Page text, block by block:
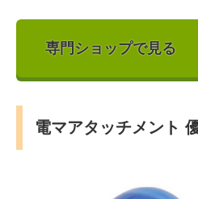
専門ショップで見る
電マアタッチメント